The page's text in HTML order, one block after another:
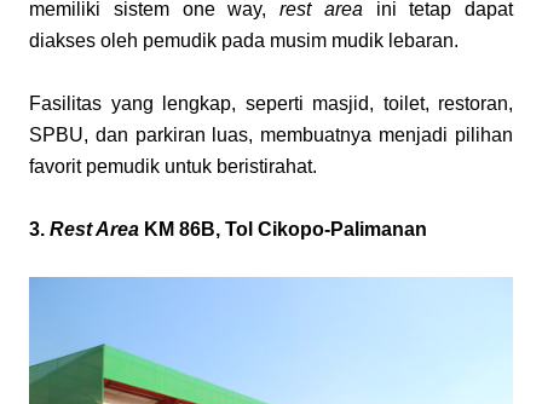
memiliki sistem one way, rest area ini tetap dapat
diakses oleh pemudik pada musim mudik lebaran.
Fasilitas yang lengkap, seperti masjid, toilet, restoran,
SPBU, dan parkiran luas, membuatnya menjadi pilihan
favorit pemudik untuk beristirahat.
3. Rest Area KM 86B, Tol Cikopo-Palimanan